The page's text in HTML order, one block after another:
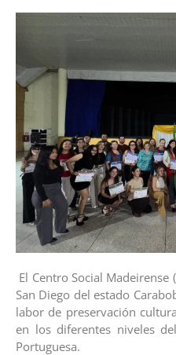
El Centro Social
San Diego del estado
labor de preservación
en los diferentes niveles
Portuguesa.